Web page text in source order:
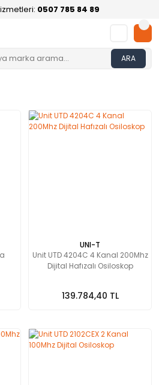
0507 785 84 89
ARA
UNI-T
Unit UTD 4204C 4 Kanal 200Mhz
Dijital Hafızalı Osiloskop
139.784,40 TL